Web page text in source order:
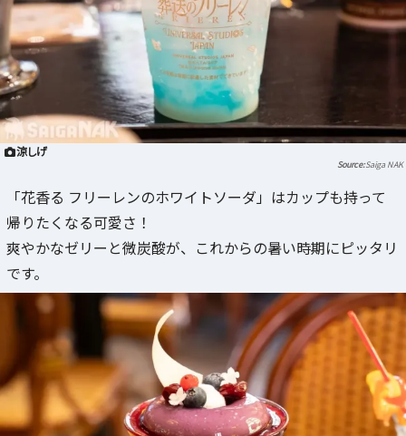
涼しげ
Saiga NAK
「花香る フリーレンのホワイトソーダ」はカップも持って
帰りたくなる可愛さ！
爽やかなゼリーと微炭酸が、これからの暑い時期にピッタリ
です。